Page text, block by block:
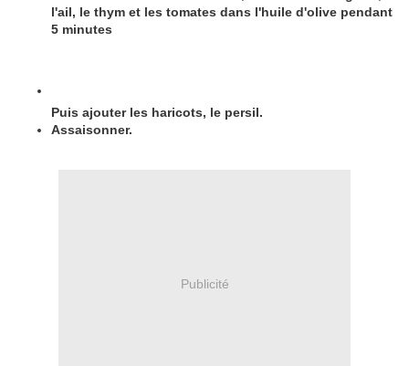
l'ail, le thym et les tomates dans l'huile d'olive pendant
5 minutes
Puis ajouter les haricots, le persil.
Assaisonner.
Publicité